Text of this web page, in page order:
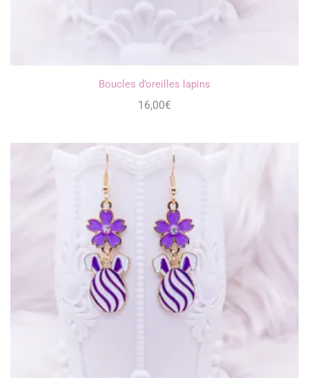
Boucles d’oreilles lapins
16,00€